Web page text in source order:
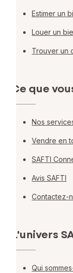
Estimer un
Louer un
Trouver un
Ce que
Nos
Vendre en
SAFTI
Avis SAFTI
Contactez-
L'univers
Qui